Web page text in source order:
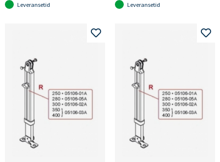
Leveransetid Leveransetid